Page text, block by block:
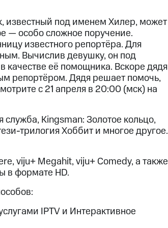
известный под именем Хилер, может
— особо сложное поручение.
известного репортёра. Для
Вычислив девушку, он под
её помощника. Вскоре дядя
репортёром. Дядя решает помочь,
c 21 апреля в 20:00 (мск) на
Kingsman: Золотое кольцо,
трилогия Хоббит и многое другое.
viju+ Megahit, viju+ Comedy, а также
в формате HD.
IPTV и Интерактивное